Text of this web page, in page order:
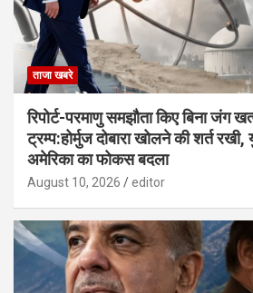
ताजा खबरे
रिपोर्ट-परमाणु समझौता किए बिना जंग
ट्रम्प:होर्मुज दोबारा खोलने की शर्त
अमेरिका का फोकस बदला
August 10, 2026 editor